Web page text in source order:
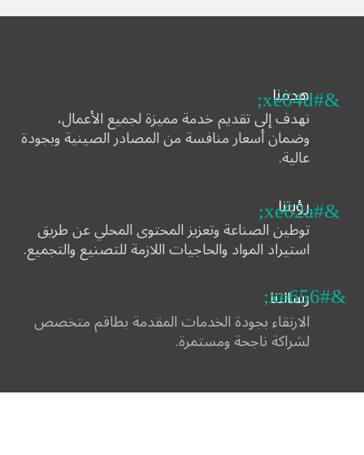
&#xe64d; هدفنا
نهدف إلى تقديم خدمة مميزة لجميع الأعمال،
وضمان أسعار منافسة من المصادر الصينية وبجودة
عالية.
&#xe62a; رؤيتنا
توطين الصناعة وتعزيز المحتوى المحلي عن طريق
استيراد المواد والحاجيات اللازمة للتصنيع والتجميع.
&#xe656; رسالتنا
الارتقاء بجودة الخدمات المقدمة بطاقم متخصص
لشراكة ناجحة ومستمرة.